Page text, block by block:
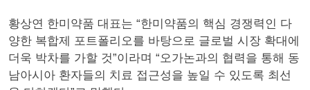
황상연 한미약품 대표는 “한미약품의 핵심 경쟁력인 다
양한 복합제 포트폴리오를 바탕으로 글로벌 시장 확대에
더욱 박차를 가할 것”이라며 “오가논과의 협력을 통해 동
남아시아 환자들의 치료 접근성을 높일 수 있도록 최선